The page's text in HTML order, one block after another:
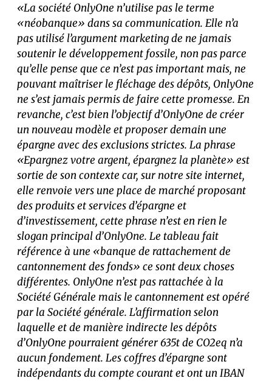
«La société OnlyOne n’utilise pas le terme
«néobanque» dans sa communication. Elle n’a
pas utilisé l’argument marketing de ne jamais
soutenir le développement fossile, non pas parce
qu’elle pense que ce n’est pas important mais, ne
pouvant maîtriser le fléchage des dépôts, OnlyOne
ne s’est jamais permis de faire cette promesse. En
revanche, c’est bien l’objectif d’OnlyOne de créer
un nouveau modèle et proposer demain une
épargne avec des exclusions strictes. La phrase
«Epargnez votre argent, épargnez la planète» est
sortie de son contexte car, sur notre site internet,
elle renvoie vers une place de marché proposant
des produits et services d’épargne et
d’investissement, cette phrase n’est en rien le
slogan principal d’OnlyOne. Le tableau fait
référence à une «banque de rattachement de
cantonnement des fonds» ce sont deux choses
différentes. OnlyOne n’est pas rattachée à la
Société Générale mais le cantonnement est opéré
par la Société générale. L’affirmation selon
laquelle et de manière indirecte les dépôts
d’OnlyOne pourraient générer 635t de CO2eq n’a
aucun fondement. Les coffres d’épargne sont
indépendants du compte courant et ont un IBAN